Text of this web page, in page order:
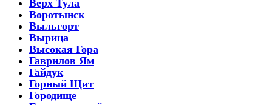
Верх Тула
Воротынск
Выльгорт
Вырица
Высокая Гора
Гаврилов Ям
Гайдук
Горный Щит
Городище